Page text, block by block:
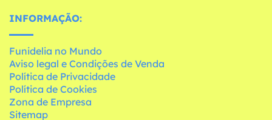
INFORMAÇÃO:
Funidelia no Mundo
Aviso legal e Condições de Venda
Política de Privacidade
Política de Cookies
Zona de Empresa
Sitemap